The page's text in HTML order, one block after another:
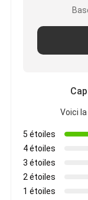
Voici
5 étoiles
4 étoiles
3 étoiles
2 étoiles
1 étoiles